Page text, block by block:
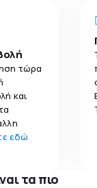
τώρα
και
εδώ
τα πιο